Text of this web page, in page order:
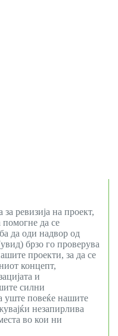
ревизија на проект,
помогне да се
да оди надвор од
брзо го проверува
проекти, за да се
концепт,
и
силни
уште повеќе нашите
незапирлива
во кои ни